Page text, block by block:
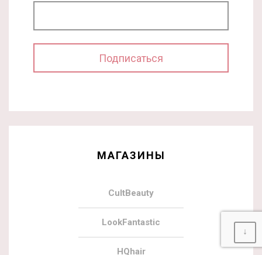
МАГАЗИНЫ
CultBeauty
LookFantastic
HQhair
↓